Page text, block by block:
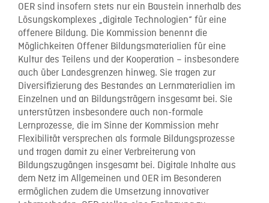
OER sind insofern stets nur ein Baustein innerhalb des
Lösungskomplexes „digitale Technologien“ für eine
offenere Bildung. Die Kommission benennt die
Möglichkeiten Offener Bildungsmaterialien für eine
Kultur des Teilens und der Kooperation – insbesondere
auch über Landesgrenzen hinweg. Sie tragen zur
Diversifizierung des Bestandes an Lernmaterialien im
Einzelnen und an Bildungsträgern insgesamt bei. Sie
unterstützen insbesondere auch non-formale
Lernprozesse, die im Sinne der Kommission mehr
Flexibilität versprechen als formale Bildungsprozesse
und tragen damit zu einer Verbreiterung von
Bildungszugängen insgesamt bei. Digitale Inhalte aus
dem Netz im Allgemeinen und OER im Besonderen
ermöglichen zudem die Umsetzung innovativer